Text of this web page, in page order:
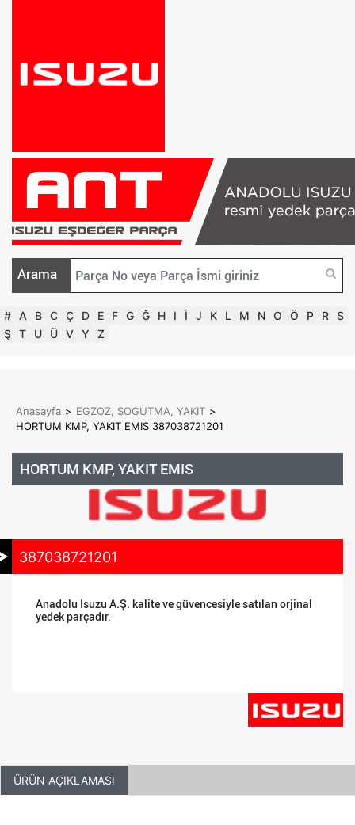
Arama
# A B C Ç D E F G Ğ H I İ J K L M N O Ö P R S
Ş T U Ü V Y Z
Anasayfa > EGZOZ, SOGUTMA, YAKIT >
HORTUM KMP, YAKIT EMIS 387038721201
HORTUM KMP, YAKIT EMIS
387038721201
Anadolu Isuzu A.Ş. kalite ve güvencesiyle satılan orjinal
yedek parçadır.
ÜRÜN AÇIKLAMASI